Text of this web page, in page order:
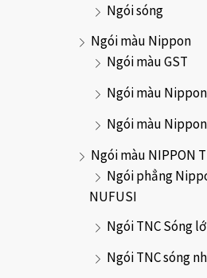
Ngói sóng
Ngói màu Nippon
Ngói màu GST
Ngói màu Nippon
Ngói màu
Ngói màu NIPPON
Ngói phẳng
NUFUSI
Ngói TNC Sóng
Ngói TNC sóng